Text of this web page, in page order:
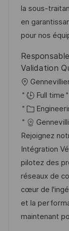
r
V
e
ö
e
t
r
i
e
la sous-
en
pour nos
Validation
O
r
t
Full time
K
a
t
e
g
o
r
i
e
Rejoignez
Intégration
pilotez des
réseaux de
cœur de
et la
maintenant